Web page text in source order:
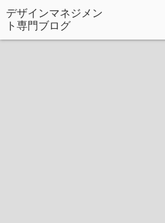
デザインマネジメン
ト専門ブログ